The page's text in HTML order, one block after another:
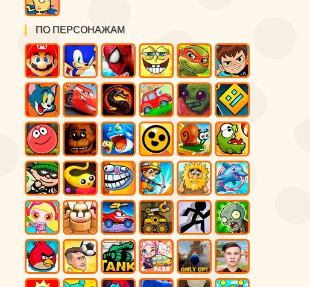
ПО ПЕРСОНАЖАМ